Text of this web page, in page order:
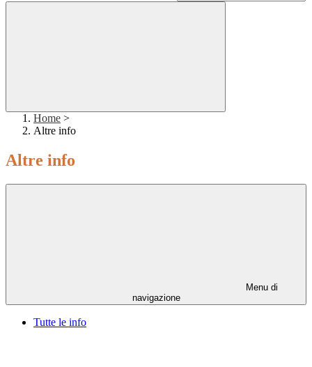
Home >
Altre info
Altre info
Menu di
navigazione
Tutte le info